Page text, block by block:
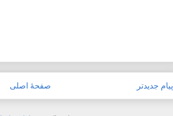
پیام جدیدتر صفحهٔ اصلی